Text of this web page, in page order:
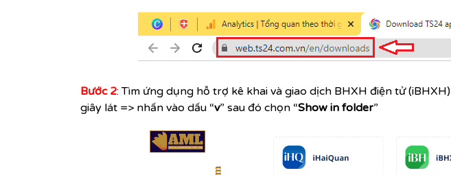
Bước 2: Tìm ứng dụng hỗ trợ kê khai và giao dịch BHXH điện tử
giây lát => nhấn vào dấu “v” sau đó chọn “Show in folder”